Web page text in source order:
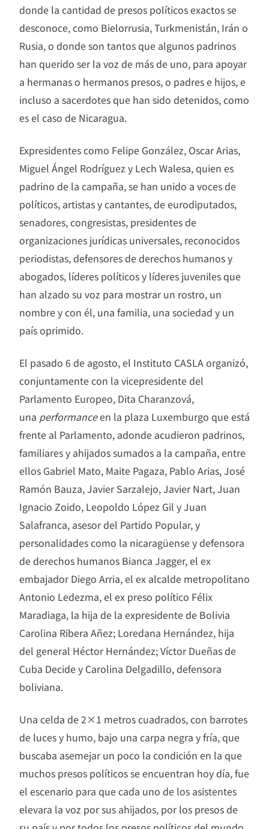
donde la cantidad de presos políticos exactos se
desconoce, como Bielorrusia, Turkmenistán, Irán o
Rusia, o donde son tantos que algunos padrinos
han querido ser la voz de más de uno, para apoyar
a hermanas o hermanos presos, o padres e hijos, e
incluso a sacerdotes que han sido detenidos, como
es el caso de Nicaragua.
Expresidentes como Felipe González, Oscar Arias,
Miguel Ángel Rodríguez y Lech Walesa, quien es
padrino de la campaña, se han unido a voces de
políticos, artistas y cantantes, de eurodiputados,
senadores, congresistas, presidentes de
organizaciones jurídicas universales, reconocidos
periodistas, defensores de derechos humanos y
abogados, líderes políticos y líderes juveniles que
han alzado su voz para mostrar un rostro, un
nombre y con él, una familia, una sociedad y un
país oprimido.
El pasado 6 de agosto, el Instituto CASLA organizó,
conjuntamente con la vicepresidente del
Parlamento Europeo, Dita Charanzová,
una performanceen la plaza Luxemburgo que está
frente al Parlamento, adonde acudieron padrinos,
familiares y ahijados sumados a la campaña, entre
ellos Gabriel Mato, Maite Pagaza, Pablo Arias, José
Ramón Bauza, Javier Sarzalejo, Javier Nart, Juan
Ignacio Zoido, Leopoldo López Gil y Juan
Salafranca, asesor del Partido Popular, y
personalidades como la nicaragüense y defensora
de derechos humanos Bianca Jagger, el ex
embajador Diego Arria, el ex alcalde metropolitano
Antonio Ledezma, el ex preso político Félix
Maradiaga, la hija de la expresidente de Bolivia
Carolina Ribera Añez; Loredana Hernández, hija
del general Héctor Hernández; Víctor Dueñas de
Cuba Decide y Carolina Delgadillo, defensora
boliviana.
Una celda de 2×1 metros cuadrados, con barrotes
de luces y humo, bajo una carpa negra y fría, que
buscaba asemejar un poco la condición en la que
muchos presos políticos se encuentran hoy día, fue
el escenario para que cada uno de los asistentes
elevara la voz por sus ahijados, por los presos de